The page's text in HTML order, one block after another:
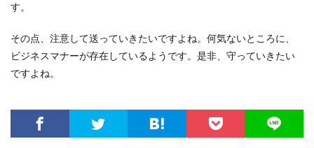
す。
その点、注意して送っていきたいですよね。何気ないところに、
ビジネスマナーが存在しているようです。是非、守っていきたい
ですよね。